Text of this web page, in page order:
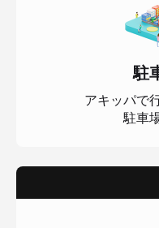
駐
アキッパで
駐車